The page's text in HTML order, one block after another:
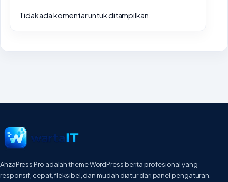
Tidak ada komentar untuk ditampilkan.
AhzaPress Pro adalah theme WordPress berita profesional yang
responsif, cepat, fleksibel, dan mudah diatur dari panel pengaturan.